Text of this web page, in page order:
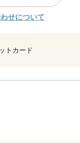
せについて
トカード